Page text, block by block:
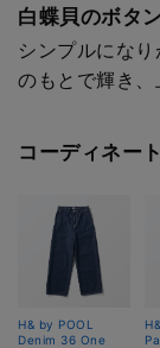
白蝶貝のボタ
シンプルにな
のもとで輝き、
コーディネー
H& by POOL
Denim 36 One